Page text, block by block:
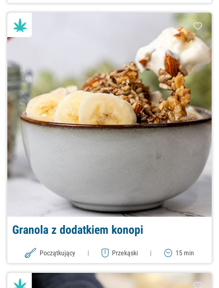
Granola z dodatkiem konopi
Początkujący | Przekąski | 15 min